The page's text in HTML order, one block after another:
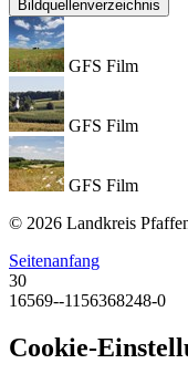
Bildquellenverzeichnis
GFS Film
GFS Film
GFS Film
© 2026 Landkreis
Seitenanfang
30
16569--1156368248-0
Cookie-